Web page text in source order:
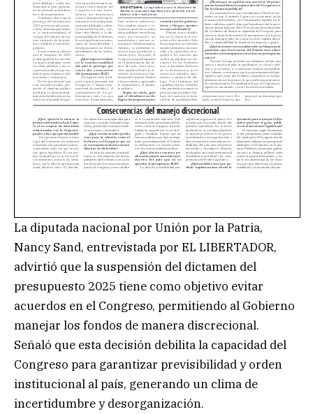
La diputada nacional por Unión por la Patria,
Nancy Sand, entrevistada por EL LIBERTADOR,
advirtió que la suspensión del dictamen del
presupuesto 2025 tiene como objetivo evitar
acuerdos en el Congreso, permitiendo al Gobierno
manejar los fondos de manera discrecional.
Señaló que esta decisión debilita la capacidad del
Congreso para garantizar previsibilidad y orden
institucional al país, generando un clima de
incertidumbre y desorganización.